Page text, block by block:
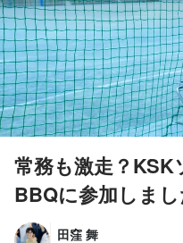
常務も激走？KSK
BBQに参加しまし
田窪 舞